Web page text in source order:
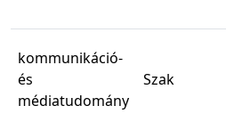
kommunikáció-
és
médiatudomány
Szak